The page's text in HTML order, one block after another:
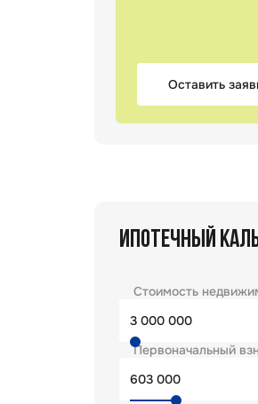
Оставить
ИПОТЕЧНЫЙ
Стоимость
Первоначальный